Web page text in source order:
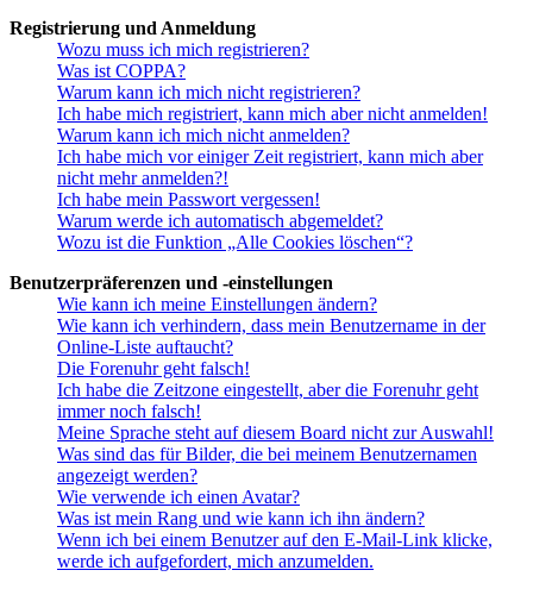
Registrierung und Anmeldung
Wozu muss ich mich registrieren?
Was ist COPPA?
Warum kann ich mich nicht registrieren?
Ich habe mich registriert, kann mich aber nicht anmelden!
Warum kann ich mich nicht anmelden?
Ich habe mich vor einiger Zeit registriert, kann mich aber
nicht mehr anmelden?!
Ich habe mein Passwort vergessen!
Warum werde ich automatisch abgemeldet?
Wozu ist die Funktion „Alle Cookies löschen“?
Benutzerpräferenzen und -einstellungen
Wie kann ich meine Einstellungen ändern?
Wie kann ich verhindern, dass mein Benutzername in der
Online-Liste auftaucht?
Die Forenuhr geht falsch!
Ich habe die Zeitzone eingestellt, aber die Forenuhr geht
immer noch falsch!
Meine Sprache steht auf diesem Board nicht zur Auswahl!
Was sind das für Bilder, die bei meinem Benutzernamen
angezeigt werden?
Wie verwende ich einen Avatar?
Was ist mein Rang und wie kann ich ihn ändern?
Wenn ich bei einem Benutzer auf den E-Mail-Link klicke,
werde ich aufgefordert, mich anzumelden.